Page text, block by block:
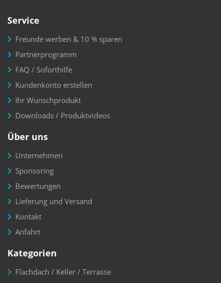
Service
Freunde werben & 10 % sparen
Partnerprogramm
FAQ / Soforthilfe
Kundenkonto erstellen
Ihr Wunschprodukt
Downloads / Produktvideos
Über uns
Unternehmen
Sponsoring
Bewertungen
Lieferung und Versand
Kontakt
Anfahrt
Kategorien
Flachdach / Keller / Terrasse